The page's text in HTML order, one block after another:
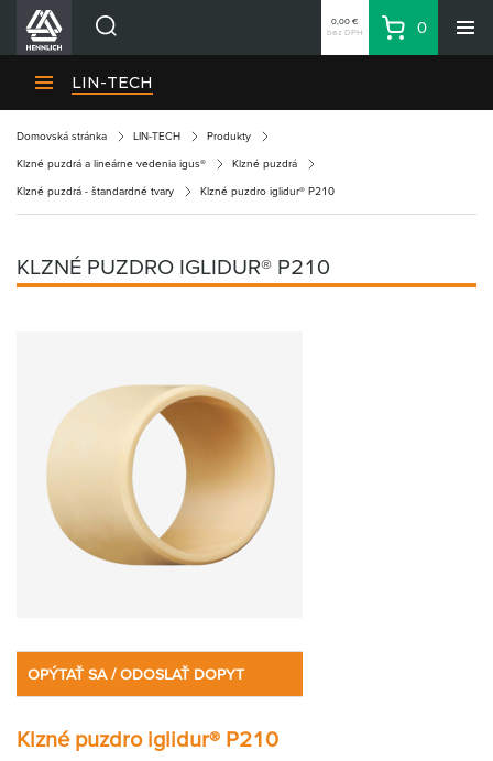
Divízie HENNLICH
Kariéra
Kontakty
Priemyselný park HENNLICH
Partner Zone
0,00 €
bez DPH
Košík
0
LIN-TECH
Domovská stránka LIN-TECH Produkty
Klzné puzdrá a lineárne vedenia igus® Klzné puzdrá
Klzné puzdrá - štandardné tvary Klzné puzdro iglidur® P210
KLZNÉ PUZDRO IGLIDUR® P210
OPÝTAŤ SA / ODOSLAŤ DOPYT
Klzné puzdro iglidur® P210